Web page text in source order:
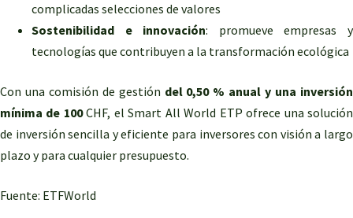
complicadas selecciones de valores
Sostenibilidad e innovación: promueve empresas y
tecnologías que contribuyen a la transformación ecológica
Con una comisión de gestión del 0,50 % anual y una inversión
mínima de 100CHF, el Smart All World ETP ofrece una solución
de inversión sencilla y eficiente para inversores con visión a largo
plazo y para cualquier presupuesto.
Fuente: ETFWorld